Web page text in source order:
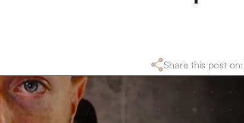
Share this post on: